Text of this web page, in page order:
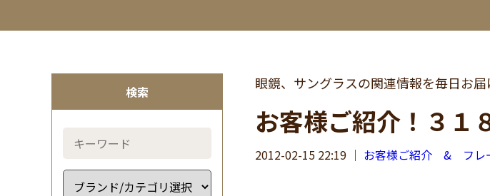
検索 眼鏡、サングラスの関連情報を毎日お届
お客様ご紹介！３
2012-02-15 22:19 ｜ お客様ご紹介 & フレ